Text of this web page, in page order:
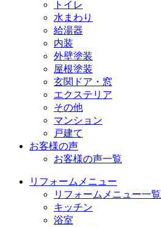
トイレ
水まわり
給湯器
内装
外壁塗装
屋根塗装
玄関ドア・窓
エクステリア
その他
マンション
戸建て
お客様の声
お客様の声一覧
リフォームメニュー
リフォームメニュー一覧
キッチン
浴室